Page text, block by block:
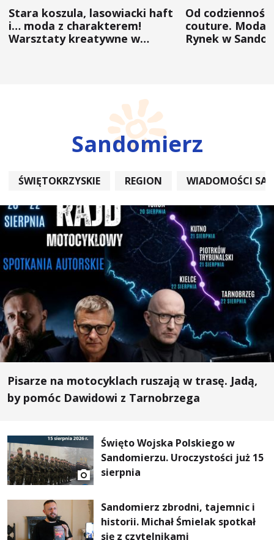
Stara koszula, lasowiacki haft
i… moda z charakterem!
Warsztaty kreatywne w
Od
couture. Moda
Rynek w
Sandomierz
ŚWIĘTOKRZYSKIE REGION WIADOMOŚCI
Pisarze na motocyklach ruszają w trasę. Jadą,
by pomóc Dawidowi z Tarnobrzega
Święto Wojska Polskiego w
Sandomierzu. Uroczystości już 15
sierpnia
Sandomierz zbrodni, tajemnic i
historii. Michał Śmielak spotkał
się z czytelnikami